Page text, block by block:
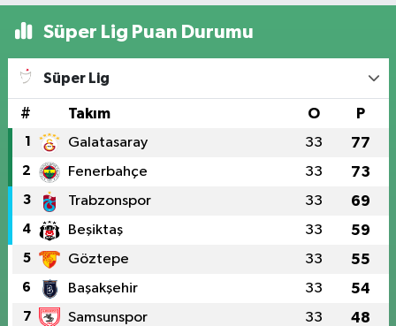
Süper Lig Puan Durumu
Süper Lig
# Takım O P
1 Galatasaray 33 77
2 Fenerbahçe 33 73
3 Trabzonspor 33 69
4 Beşiktaş 33 59
5 Göztepe 33 55
6 Başakşehir 33 54
7 Samsunspor 33 48